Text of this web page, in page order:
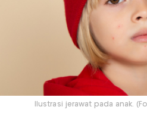
Ilustrasi jerawat pada anak.